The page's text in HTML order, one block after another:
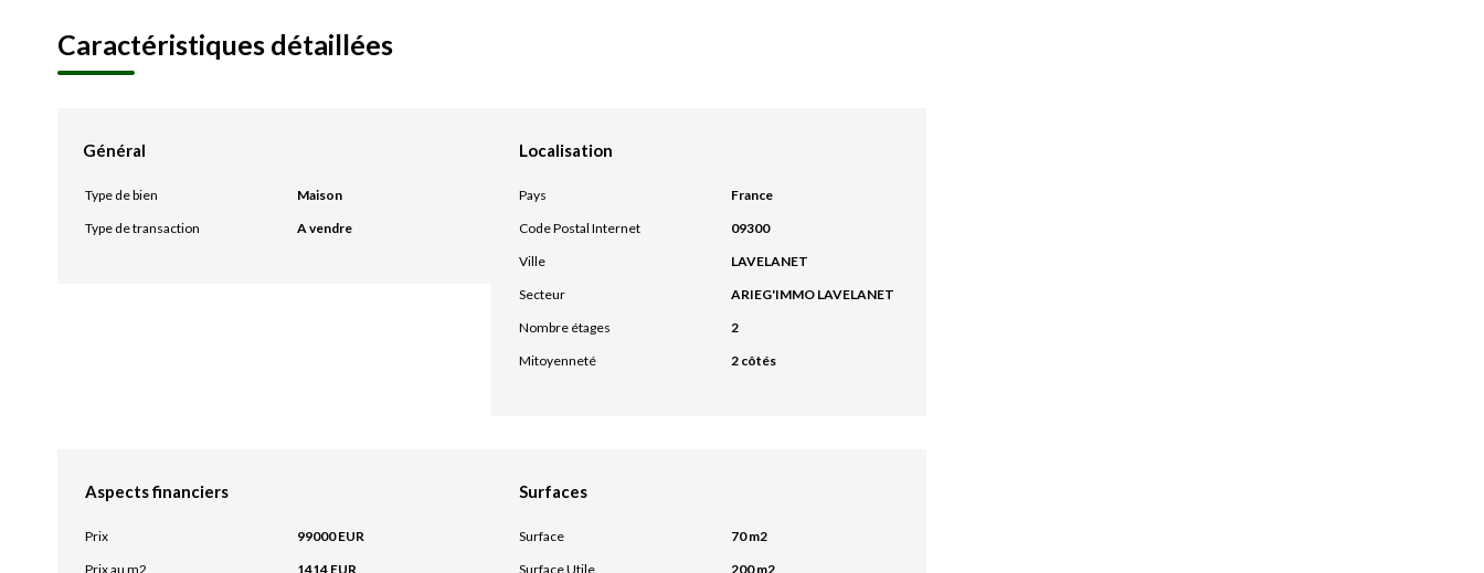
Caractéristiques détaillées
Général
Type de bien
Maison
Type de transaction
A vendre
Localisation
Pays
France
Code Postal Internet
09300
Ville
LAVELANET
Secteur
ARIEG'IMMO LAVELANET
Nombre étages
2
Mitoyenneté
2 côtés
Aspects financiers
Prix
99000 EUR
Prix au m2
1414 EUR
Surfaces
Surface
70 m2
Surface Utile
200 m2